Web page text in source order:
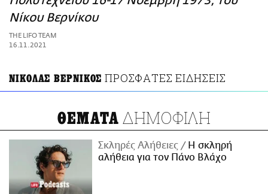
ΑΜΠΑ
PRINT
Νίκου Βερνίκου
THE LIFO TEAM
16.11.2021
ΝΙΚΟΛΑΣ ΒΕΡΝΙΚΟΣ ΠΡΟΣΦΑΤΕΣ ΕΙΔΗΣΕΙΣ
ΘΕΜΑΤΑ ΔΗΜΟΦΙΛΗ
Σκληρές Αλήθειες
H σκληρή
αλήθεια για τον Πάνο Βλάχο